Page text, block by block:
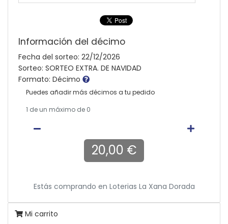
Información del décimo
Fecha del sorteo: 22/12/2026
Sorteo: SORTEO EXTRA. DE NAVIDAD
Formato: Décimo
Puedes añadir más décimos a tu pedido
1 de un máximo de 0
20,00 €
Estás comprando en Loterias La Xana Dorada
Mi carrito